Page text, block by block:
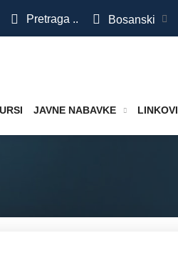
Pretraga .. Bosanski
JAVNE NABAVKE LINKOVI